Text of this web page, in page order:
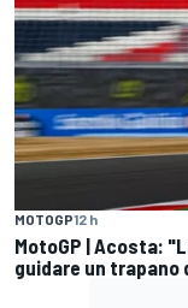
MOTOGP12 h
MotoGP | Acosta:
guidare un